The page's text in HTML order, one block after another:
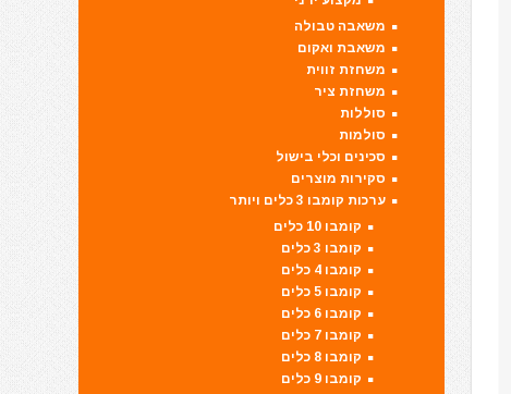
משאבה טבולה
משאבת ואקום
משחזת זווית
משחזת ציר
סוללות
סולמות
סכינים וכלי בישול
סקירות מוצרים
ערכות קומבו 3 כלים ויותר
קומבו 10 כלים
קומבו 3 כלים
קומבו 4 כלים
קומבו 5 כלים
קומבו 6 כלים
קומבו 7 כלים
קומבו 8 כלים
קומבו 9 כלים